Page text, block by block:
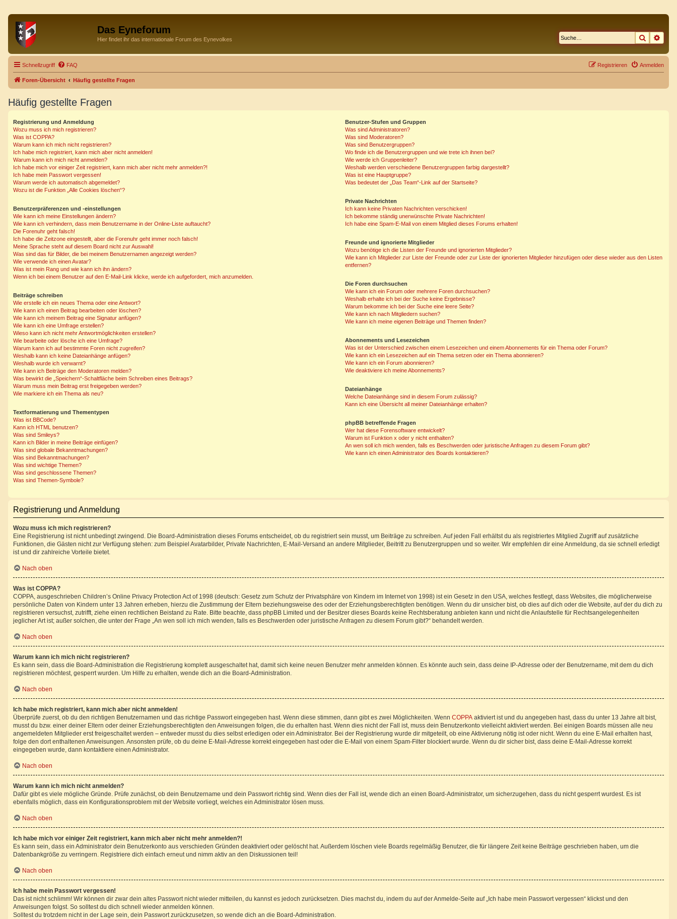
Das Eyneforum
Hier findet ihr das internationale Forum des Eynevolkes Suche
Schnellzugriff FAQ Anmelden
Registrieren
Foren-Übersicht Häufig gestellte Fragen
Häufig gestellte Fragen
Registrierung und Anmeldung
Wozu muss ich mich registrieren?
Was ist COPPA?
Warum kann ich mich nicht registrieren?
Ich habe mich registriert, kann mich aber nicht anmelden!
Warum kann ich mich nicht anmelden?
Ich habe mich vor einiger Zeit registriert, kann mich aber nicht mehr anmelden?!
Ich habe mein Passwort vergessen!
Warum werde ich automatisch abgemeldet?
Wozu ist die Funktion „Alle Cookies löschen“?
Benutzerpräferenzen und -einstellungen
Wie kann ich meine Einstellungen ändern?
Wie kann ich verhindern, dass mein Benutzername in der Online-Liste auftaucht?
Die Forenuhr geht falsch!
Ich habe die Zeitzone eingestellt, aber die Forenuhr geht immer noch falsch!
Meine Sprache steht auf diesem Board nicht zur Auswahl!
Was sind das für Bilder, die bei meinem Benutzernamen angezeigt werden?
Wie verwende ich einen Avatar?
Was ist mein Rang und wie kann ich ihn ändern?
Wenn ich bei einem Benutzer auf den E-Mail-Link klicke, werde ich aufgefordert, mich anzumelden.
Beiträge schreiben
Wie erstelle ich ein neues Thema oder eine Antwort?
Wie kann ich einen Beitrag bearbeiten oder löschen?
Wie kann ich meinem Beitrag eine Signatur anfügen?
Wie kann ich eine Umfrage erstellen?
Wieso kann ich nicht mehr Antwortmöglichkeiten erstellen?
Wie bearbeite oder lösche ich eine Umfrage?
Warum kann ich auf bestimmte Foren nicht zugreifen?
Weshalb kann ich keine Dateianhänge anfügen?
Weshalb wurde ich verwarnt?
Wie kann ich Beiträge den Moderatoren melden?
Was bewirkt die „Speichern“-Schaltfläche beim Schreiben eines Beitrags?
Warum muss mein Beitrag erst freigegeben werden?
Wie markiere ich ein Thema als neu?
Textformatierung und Thementypen
Was ist BBCode?
Kann ich HTML benutzen?
Was sind Smileys?
Kann ich Bilder in meine Beiträge einfügen?
Was sind globale Bekanntmachungen?
Was sind Bekanntmachungen?
Was sind wichtige Themen?
Was sind geschlossene Themen?
Was sind Themen-Symbole?
Benutzer-Stufen und Gruppen
Was sind Administratoren?
Was sind Moderatoren?
Was sind Benutzergruppen?
Wo finde ich die Benutzergruppen und wie trete ich ihnen bei?
Wie werde ich Gruppenleiter?
Weshalb werden verschiedene Benutzergruppen farbig dargestellt?
Was ist eine Hauptgruppe?
Was bedeutet der „Das Team“-Link auf der Startseite?
Private Nachrichten
Ich kann keine Privaten Nachrichten verschicken!
Ich bekomme ständig unerwünschte Private Nachrichten!
Ich habe eine Spam-E-Mail von einem Mitglied dieses Forums erhalten!
Freunde und ignorierte Mitglieder
Wozu benötige ich die Listen der Freunde und ignorierten Mitglieder?
Wie kann ich Mitglieder zur Liste der Freunde oder zur Liste der ignorierten Mitglieder hinzufügen oder diese wieder aus den Listen
entfernen?
Die Foren durchsuchen
Wie kann ich ein Forum oder mehrere Foren durchsuchen?
Weshalb erhalte ich bei der Suche keine Ergebnisse?
Warum bekomme ich bei der Suche eine leere Seite?
Wie kann ich nach Mitgliedern suchen?
Wie kann ich meine eigenen Beiträge und Themen finden?
Abonnements und Lesezeichen
Was ist der Unterschied zwischen einem Lesezeichen und einem Abonnements für ein Thema oder Forum?
Wie kann ich ein Lesezeichen auf ein Thema setzen oder ein Thema abonnieren?
Wie kann ich ein Forum abonnieren?
Wie deaktiviere ich meine Abonnements?
Dateianhänge
Welche Dateianhänge sind in diesem Forum zulässig?
Kann ich eine Übersicht all meiner Dateianhänge erhalten?
phpBB betreffende Fragen
Wer hat diese Forensoftware entwickelt?
Warum ist Funktion x oder y nicht enthalten?
An wen soll ich mich wenden, falls es Beschwerden oder juristische Anfragen zu diesem Forum gibt?
Wie kann ich einen Administrator des Boards kontaktieren?
Registrierung und Anmeldung
Wozu muss ich mich registrieren?
Eine Registrierung ist nicht unbedingt zwingend. Die Board-Administration dieses Forums entscheidet, ob du registriert sein musst, um Beiträge zu schreiben. Auf jeden Fall erhältst du als registriertes Mitglied Zugriff auf zusätzliche
Funktionen, die Gästen nicht zur Verfügung stehen: zum Beispiel Avatarbilder, Private Nachrichten, E-Mail-Versand an andere Mitglieder, Beitritt zu Benutzergruppen und so weiter. Wir empfehlen dir eine Anmeldung, da sie schnell erledigt
ist und dir zahlreiche Vorteile bietet.
Nach oben
Was ist COPPA?
COPPA, ausgeschrieben Children’s Online Privacy Protection Act of 1998 (deutsch: Gesetz zum Schutz der Privatsphäre von Kindern im Internet von 1998) ist ein Gesetz in den USA, welches festlegt, dass Websites, die möglicherweise
persönliche Daten von Kindern unter 13 Jahren erheben, hierzu die Zustimmung der Eltern beziehungsweise des oder der Erziehungsberechtigten benötigen. Wenn du dir unsicher bist, ob dies auf dich oder die Website, auf der du dich zu
registrieren versuchst, zutrifft, ziehe einen rechtlichen Beistand zu Rate. Bitte beachte, dass phpBB Limited und der Besitzer dieses Boards keine Rechtsberatung anbieten kann und nicht die Anlaufstelle für Rechtsangelegenheiten
jeglicher Art ist; außer solchen, die unter der Frage „An wen soll ich mich wenden, falls es Beschwerden oder juristische Anfragen zu diesem Forum gibt?“ behandelt werden.
Nach oben
Warum kann ich mich nicht registrieren?
Es kann sein, dass die Board-Administration die Registrierung komplett ausgeschaltet hat, damit sich keine neuen Benutzer mehr anmelden können. Es könnte auch sein, dass deine IP-Adresse oder der Benutzername, mit dem du dich
registrieren möchtest, gesperrt wurden. Um Hilfe zu erhalten, wende dich an die Board-Administration.
Nach oben
Ich habe mich registriert, kann mich aber nicht anmelden!
Überprüfe zuerst, ob du den richtigen Benutzernamen und das richtige Passwort eingegeben hast. Wenn diese stimmen, dann gibt es zwei Möglichkeiten. Wenn COPPA aktiviert ist und du angegeben hast, dass du unter 13 Jahre alt bist,
musst du bzw. einer deiner Eltern oder deiner Erziehungsberechtigten den Anweisungen folgen, die du erhalten hast. Wenn dies nicht der Fall ist, muss dein Benutzerkonto vielleicht aktiviert werden. Bei einigen Boards müssen alle neu
angemeldeten Mitglieder erst freigeschaltet werden – entweder musst du dies selbst erledigen oder ein Administrator. Bei der Registrierung wurde dir mitgeteilt, ob eine Aktivierung nötig ist oder nicht. Wenn du eine E-Mail erhalten hast,
folge den dort enthaltenen Anweisungen. Ansonsten prüfe, ob du deine E-Mail-Adresse korrekt eingegeben hast oder die E-Mail von einem Spam-Filter blockiert wurde. Wenn du dir sicher bist, dass deine E-Mail-Adresse korrekt
eingegeben wurde, dann kontaktiere einen Administrator.
Nach oben
Warum kann ich mich nicht anmelden?
Dafür gibt es viele mögliche Gründe. Prüfe zunächst, ob dein Benutzername und dein Passwort richtig sind. Wenn dies der Fall ist, wende dich an einen Board-Administrator, um sicherzugehen, dass du nicht gesperrt wurdest. Es ist
ebenfalls möglich, dass ein Konfigurationsproblem mit der Website vorliegt, welches ein Administrator lösen muss.
Nach oben
Ich habe mich vor einiger Zeit registriert, kann mich aber nicht mehr anmelden?!
Es kann sein, dass ein Administrator dein Benutzerkonto aus verschieden Gründen deaktiviert oder gelöscht hat. Außerdem löschen viele Boards regelmäßig Benutzer, die für längere Zeit keine Beiträge geschrieben haben, um die
Datenbankgröße zu verringern. Registriere dich einfach erneut und nimm aktiv an den Diskussionen teil!
Nach oben
Ich habe mein Passwort vergessen!
Das ist nicht schlimm! Wir können dir zwar dein altes Passwort nicht wieder mitteilen, du kannst es jedoch zurücksetzen. Dies machst du, indem du auf der Anmelde-Seite auf „Ich habe mein Passwort vergessen“ klickst und den
Anweisungen folgst. So solltest du dich schnell wieder anmelden können.
Solltest du trotzdem nicht in der Lage sein, dein Passwort zurückzusetzen, so wende dich an die Board-Administration.